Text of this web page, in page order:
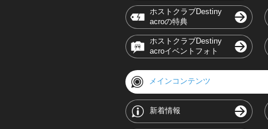
ホストクラブDestiny
acroの特典
ホストクラブDestiny
acroイベントフォト
メインコンテンツ
新着情報